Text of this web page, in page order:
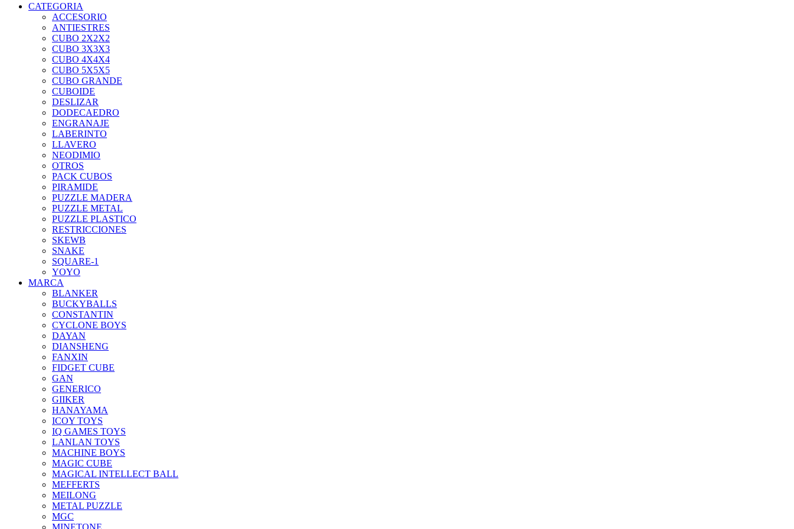
CATEGORIA
ACCESORIO
ANTIESTRES
CUBO 2X2X2
CUBO 3X3X3
CUBO 4X4X4
CUBO 5X5X5
CUBO GRANDE
CUBOIDE
DESLIZAR
DODECAEDRO
ENGRANAJE
LABERINTO
LLAVERO
NEODIMIO
OTROS
PACK CUBOS
PIRAMIDE
PUZZLE MADERA
PUZZLE METAL
PUZZLE PLASTICO
RESTRICCIONES
SKEWB
SNAKE
SQUARE-1
YOYO
MARCA
BLANKER
BUCKYBALLS
CONSTANTIN
CYCLONE BOYS
DAYAN
DIANSHENG
FANXIN
FIDGET CUBE
GAN
GENERICO
GIIKER
HANAYAMA
ICOY TOYS
IQ GAMES TOYS
LANLAN TOYS
MACHINE BOYS
MAGIC CUBE
MAGICAL INTELLECT BALL
MEFFERTS
MEILONG
METAL PUZZLE
MGC
MINETONE